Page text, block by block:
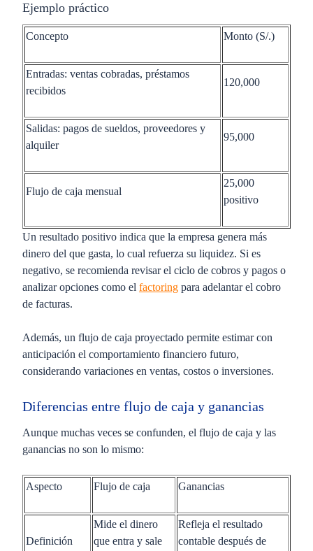
Ejemplo práctico
Concepto Monto (S/.)
Entradas: ventas cobradas, préstamos
recibidos
120,000
Salidas: pagos de sueldos, proveedores y
alquiler
95,000
Flujo de caja mensual
25,000
positivo
Un resultado positivo indica que la empresa genera más
dinero del que gasta, lo cual refuerza su liquidez. Si es
negativo, se recomienda revisar el ciclo de cobros y pagos o
analizar opciones como el factoring para adelantar el cobro
de facturas.
Además, un flujo de caja proyectado permite estimar con
anticipación el comportamiento financiero futuro,
considerando variaciones en ventas, costos o inversiones.
Diferencias entre flujo de caja y ganancias
Aunque muchas veces se confunden, el flujo de caja y las
ganancias no son lo mismo:
Aspecto Flujo de caja Ganancias
Definición
Mide el dinero
que entra y sale
Refleja el resultado
contable después de